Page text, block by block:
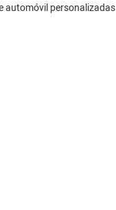
automóvil personalizadas